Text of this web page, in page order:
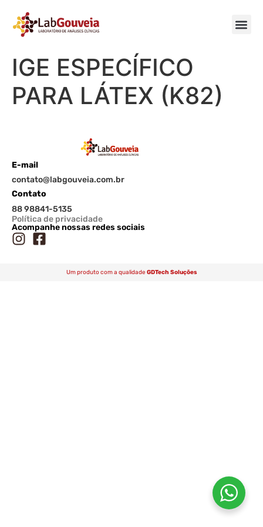
IGE ESPECÍFICO
PARA LÁTEX (K82)
E-mail
contato@labgouveia.com.br
Contato
88 98841-5135
Política de privacidade
Acompanhe nossas redes sociais
Um produto com a qualidade GDTech Soluções